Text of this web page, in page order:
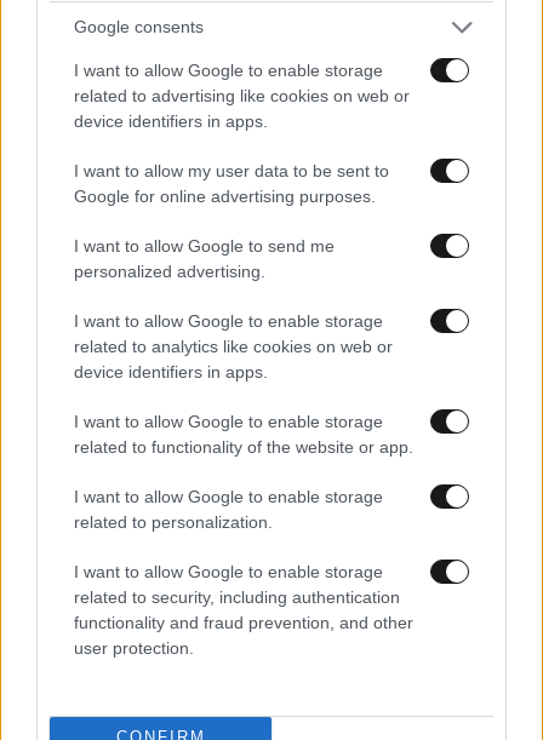
Google consents
I want to allow Google to enable storage
related to advertising like cookies on web or
device identifiers in apps.
I want to allow my user data to be sent to
Google for online advertising purposes.
I want to allow Google to send me
personalized advertising.
I want to allow Google to enable storage
related to analytics like cookies on web or
device identifiers in apps.
I want to allow Google to enable storage
related to functionality of the website or app.
I want to allow Google to enable storage
related to personalization.
I want to allow Google to enable storage
related to security, including authentication
functionality and fraud prevention, and other
user protection.
ΕΛΛΑΔΑ8 λ. πριν
Βίντεο-ντοκουμέντο από το θανατηφόρο
και μητέρα